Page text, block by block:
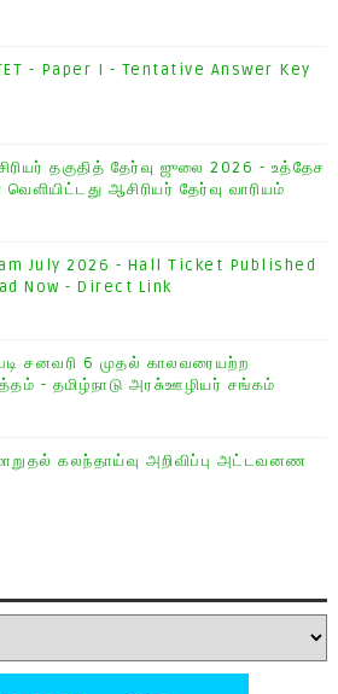
- Paper I - Tentative Answer Key
தகுதித் தேர்வு ஜுலை 2026 - உத்தேச
ஆசிரியர் தேர்வு வாரியம்
July 2026 - Hall Ticket Published
Now - Direct Link
சனவரி 6 முதல் காலவரையற்ற
- தமிழ்நாடு அரசு்ஊழியர் சங்கம்
கலந்தாய்வு அறிவிப்பு அட்டவனண